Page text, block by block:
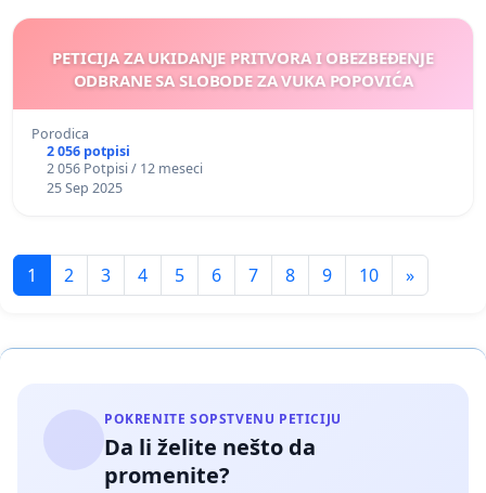
PETICIJA ZA UKIDANJE PRITVORA I OBEZBEĐENJE
ODBRANE SA SLOBODE ZA VUKA POPOVIĆA
Porodica
2 056 potpisi
2 056 Potpisi / 12 meseci
25 Sep 2025
1 2 3 4 5 6 7 8 9 10 »
POKRENITE SOPSTVENU PETICIJU
Da li želite nešto da
promenite?